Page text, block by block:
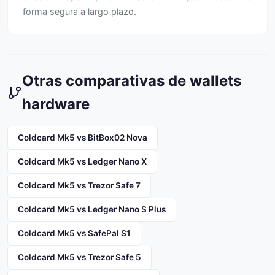
forma segura a largo plazo.
Otras comparativas de wallets
hardware
Coldcard Mk5 vs BitBox02 Nova
Coldcard Mk5 vs Ledger Nano X
Coldcard Mk5 vs Trezor Safe 7
Coldcard Mk5 vs Ledger Nano S Plus
Coldcard Mk5 vs SafePal S1
Coldcard Mk5 vs Trezor Safe 5